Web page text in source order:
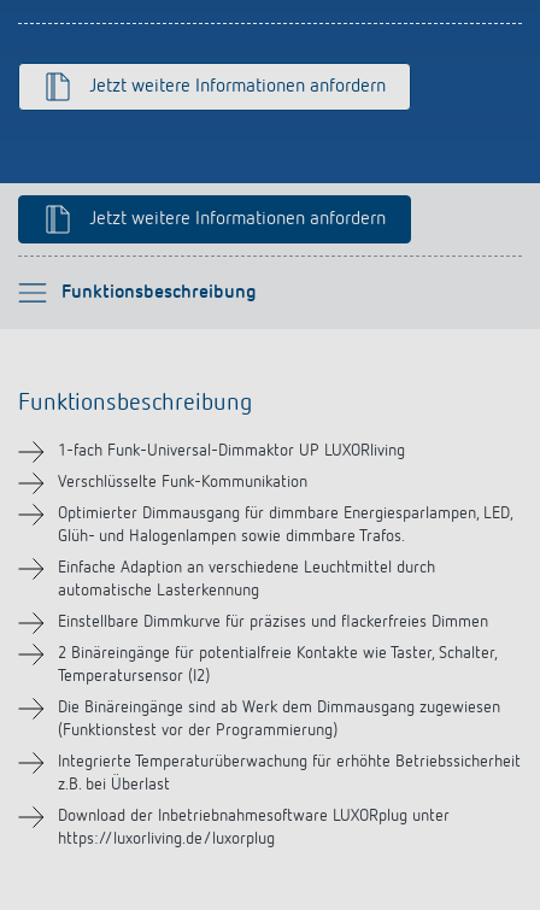
schalten
LUXORliving
Jetzt weitere Informationen anfordern
Jetzt weitere Informationen anfordern
Funktionsbeschreibung
Bitte auswählen
Technische Informationen
Downloads
Videos
Zubehör
Funktionsbeschreibung
1-fach Funk-Universal-Dimmaktor UP LUXORliving
Verschlüsselte Funk-Kommunikation
Optimierter Dimmausgang für dimmbare Energiesparlampen, LED,
Glüh- und Halogenlampen sowie dimmbare Trafos.
Einfache Adaption an verschiedene Leuchtmittel durch
automatische Lasterkennung
Einstellbare Dimmkurve für präzises und flackerfreies Dimmen
2 Binäreingänge für potentialfreie Kontakte wie Taster, Schalter,
Temperatursensor (I2)
Die Binäreingänge sind ab Werk dem Dimmausgang zugewiesen
(Funktionstest vor der Programmierung)
Integrierte Temperaturüberwachung für erhöhte Betriebssicherheit
z.B. bei Überlast
Download der Inbetriebnahmesoftware LUXORplug unter
https://luxorliving.de/luxorplug